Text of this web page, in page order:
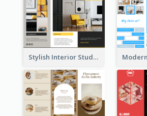
Stylish Interior Studio Brochure